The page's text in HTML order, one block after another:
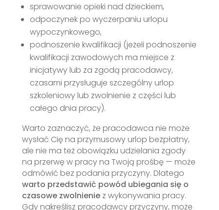
sprawowanie opieki nad dzieckiem,
odpoczynek po wyczerpaniu urlopu
wypoczynkowego,
podnoszenie kwalifikacji (jeżeli podnoszenie
kwalifikacji zawodowych ma miejsce z
inicjatywy lub za zgodą pracodawcy,
czasami przysługuje szczególny urlop
szkoleniowy lub zwolnienie z części lub
całego dnia pracy).
Warto zaznaczyć, że pracodawca nie może
wysłać Cię na przymusowy urlop bezpłatny,
ale nie ma też obowiązku udzielania zgody
na przerwę w pracy na Twoją prośbę — może
odmówić bez podania przyczyny. Dlatego
warto przedstawić powód ubiegania się o
czasowe zwolnieniez wykonywania pracy.
Gdy nakreślisz pracodawcy przyczyny, może